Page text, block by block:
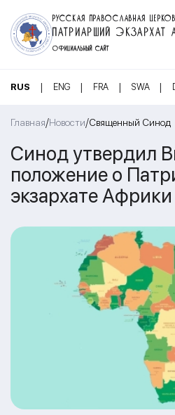
РУССКАЯ ПРАВОСЛАВНАЯ
ПАТРИАРШИЙ ЭКЗАРХАТ
ОФИЦИАЛЬНЫЙ САЙТ
RUS | ENG | FRA | SWA |
Главная/Новости/Священный Синод
Синод утвердил
положение о
экзархате Африки